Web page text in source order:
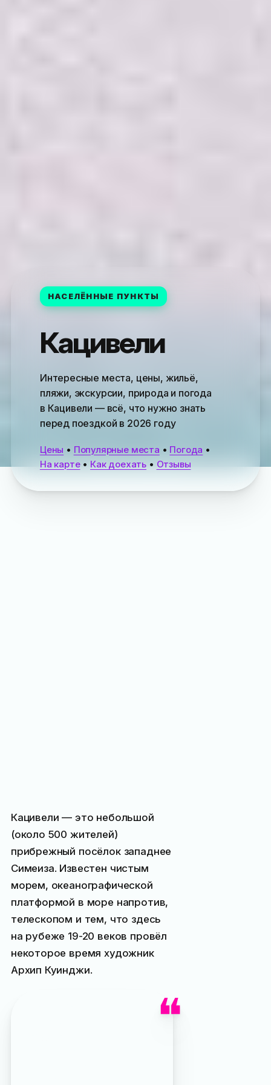
НАСЕЛЁННЫЕ ПУНКТЫ
Кацивели
Интересные места, цены, жильё,
пляжи, экскурсии, природа и погода
в Кацивели — всё, что нужно знать
перед поездкой в 2026 году
Цены • Популярные места • Погода •
На карте• Как доехать • Отзывы
Кацивели — это небольшой
(около 500 жителей)
прибрежный посёлок западнее
Симеиза. Известен чистым
морем, океанографической
платформой в море напротив,
телескопом и тем, что здесь
на рубеже 19-20 веков провёл
некоторое время художник
Архип Куинджи.